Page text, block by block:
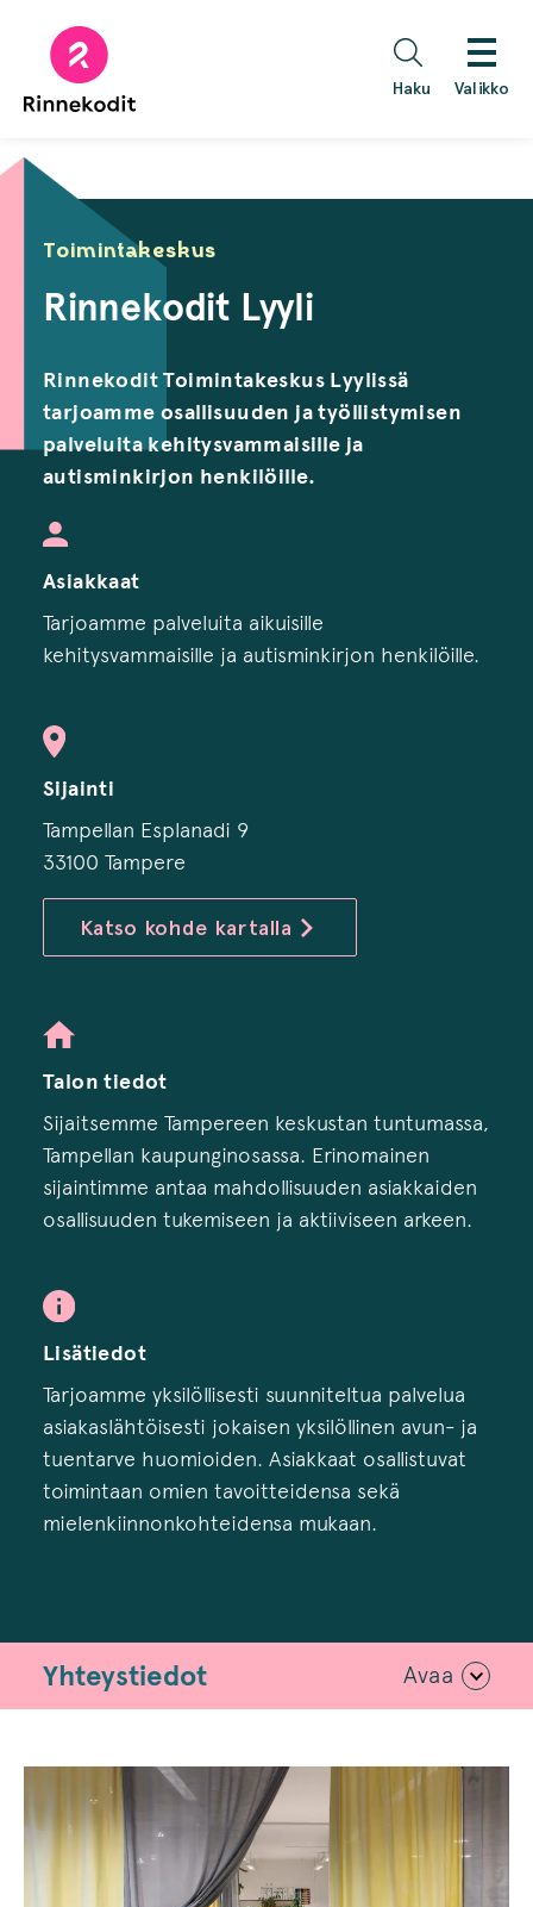
sisältöön
Haku Valikko
Toimintakeskus
Rinnekodit Lyyli
Rinnekodit Toimintakeskus Lyylissä
tarjoamme osallisuuden ja työllistymisen
palveluita kehitysvammaisille ja
autisminkirjon henkilöille.
Asiakkaat
Tarjoamme palveluita aikuisille
kehitysvammaisille ja autisminkirjon henkilöille.
Sijainti
Tampellan Esplanadi 9
33100 Tampere
Katso kohde kartalla
Talon tiedot
Sijaitsemme Tampereen keskustan tuntumassa,
Tampellan kaupunginosassa. Erinomainen
sijaintimme antaa mahdollisuuden asiakkaiden
osallisuuden tukemiseen ja aktiiviseen arkeen.
Lisätiedot
Tarjoamme yksilöllisesti suunniteltua palvelua
asiakaslähtöisesti jokaisen yksilöllinen avun- ja
tuentarve huomioiden. Asiakkaat osallistuvat
toimintaan omien tavoitteidensa sekä
mielenkiinnonkohteidensa mukaan.
Yhteystiedot Avaa